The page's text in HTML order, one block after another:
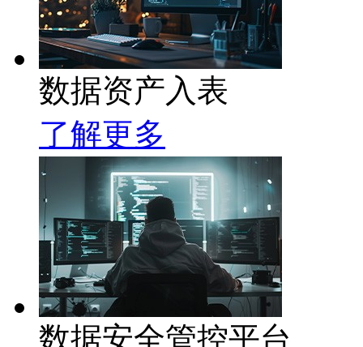
数据资产入表
了解更多
数据安全管控平台